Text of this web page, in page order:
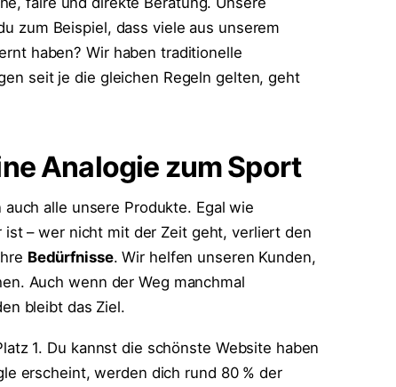
zum Beispiel, dass viele aus unserem
haben? Wir haben traditionelle
seit je die gleichen Regeln gelten, geht
Analogie zum Sport
alle unsere Produkte. Egal wie
– wer nicht mit der Zeit geht, verliert den
Bedürfnisse. Wir helfen unseren Kunden,
Auch wenn der Weg manchmal
bleibt das Ziel.
1. Du kannst die schönste Website haben
erscheint, werden dich rund 80 % der